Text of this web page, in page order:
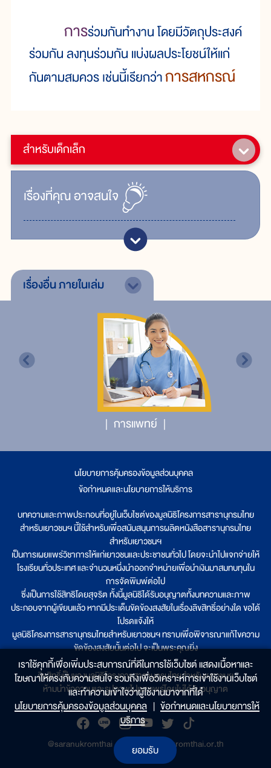
สำหรับเด็กเล็ก
เรื่ิองที่คุณอาจสนใจ
การร่วมกันทำงาน โดยมีวัตถุประสงค์
ร่วมกัน ลงทุนร่วมกัน แบ่งผลประโยชน์ให้แก่
กันตามสมควร เช่นนี้เรียกว่าการสหกรณ์
เรื่องอื่นภายในเล่ม
การแพทย์
นโยบายการคุ้มครองข้อมูลส่วนบุคคล
ข้อกำหนดและนโยบายการให้บริการ
บทความและภาพประกอบที่อยู่ในเว็บไซต์ของมูลนิธิโครงการสารานุกรมไทย
สำหรับเยาวชนฯ นี้ใช้สำหรับเพื่อสนับสนุนการผลิตหนังสือสารานุกรมไทย
สำหรับเยาวชนฯ
เป็นการเผยแพร่วิชาการให้แก่เยาวชนและประชาชนทั่วไป โดยจะนำไปแจกจ่ายให้
โรงเรียนทั่วประเทศ และจำนวนหนึ่งนำออกจำหน่ายเพื่อนำเงินมาสมทบทุนใน
การจัดพิมพ์ต่อไป
ซึ่งเป็นการใช้สิทธิโดยสุจริต ทั้งนี้มูลนิธิได้รับอนุญาตทั้งบทความและภาพ
ประกอบจากผู้เขียนแล้ว หากมีประเด็นขัดข้องสงสัยในเรื่องลิขสิทธิ์อย่างใด ขอได้
โปรดแจ้งให้
มูลนิธิโครงการสารานุกรมไทยสำหรับเยาวชนฯ ทราบเพื่อพิจารณาแก้ไขความ
ขัดข้องสงสัยนั้นต่อไป จะเป็นพระคุณยิ่ง
ลิขสิทธิ์เป็นของมูลนิธิโครงการสารานุกรมไทยสำหรับเยาวชนฯ
ห้ามนำข้อความและรูปภาพไปเผยแพร่โดยไม่ได้รับอนุญาต
@saranukromthai | www.saranukromthai.or.th
เราใช้คุกกี้เพื่อเพิ่มประสบการณ์ที่ดีในการใช้เว็บไซต์ แสดงเนื้อหาและ
โฆษณาให้ตรงกับความสนใจ รวมถึงเพื่อวิเคราะห์การเข้าใช้งานเว็บไซต์
และทำความเข้าใจว่าผู้ใช้งานมาจากที่ใด๋
นโยบายการคุ้มครองข้อมูลส่วนบุคคล | ข้อกำหนดและนโยบายการให้
บริการ
ยอมรับ